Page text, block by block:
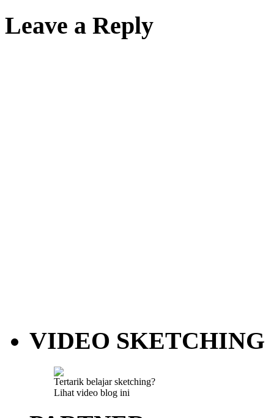
Leave a Reply
VIDEO SKETCHING
Tertarik belajar sketching?
Lihat video blog ini